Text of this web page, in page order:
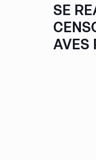
SE
AVES